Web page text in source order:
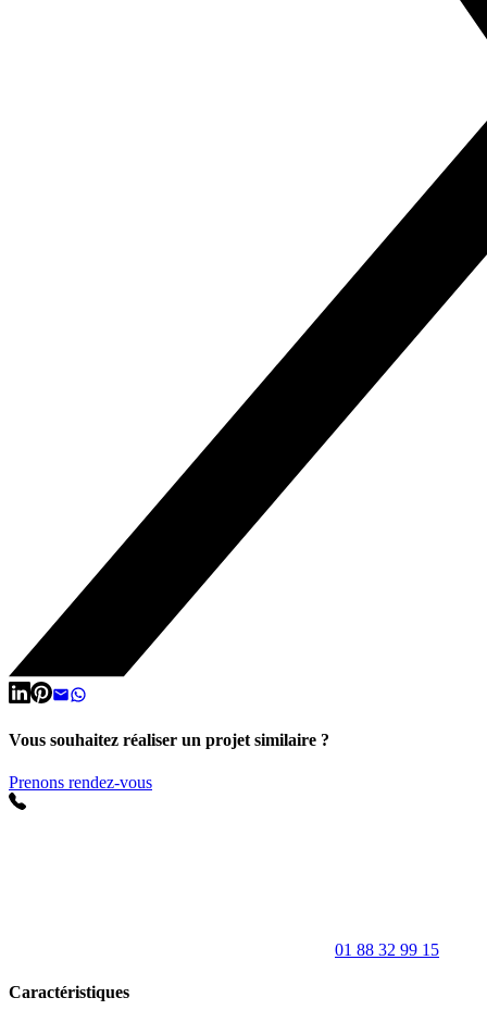
Vous souhaitez réaliser un projet similaire ?
Prenons rendez-vous
01 88 32 99 15
Caractéristiques